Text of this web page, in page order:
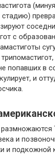
с
попавших в
и
и
и подкожной